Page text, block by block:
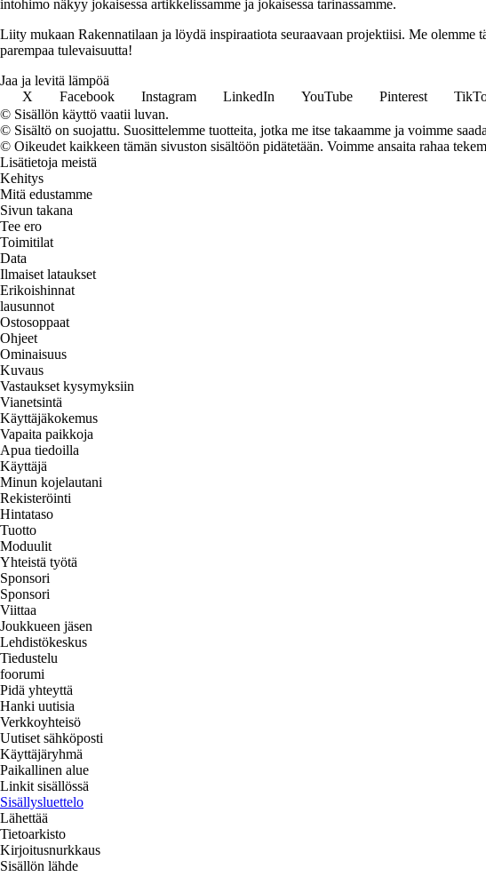
intohimo näkyy jokaisessa artikkelissamme ja jokaisessa tarinassamme.
Liity mukaan Rakennatilaan ja löydä inspiraatiota seuraavaan projektiisi. Me olemme
parempaa tulevaisuutta!
Jaa ja levitä lämpöä
X
Facebook Instagram LinkedIn YouTube Pinterest
© Sisällön käyttö vaatii luvan.
© Sisältö on suojattu. Suosittelemme tuotteita, jotka me itse takaamme ja voimme
© Oikeudet kaikkeen tämän sivuston sisältöön pidätetään. Voimme ansaita rahaa
Lisätietoja meistä
Kehitys
Mitä edustamme
Sivun takana
Tee ero
Toimitilat
Data
Ilmaiset lataukset
Erikoishinnat
lausunnot
Ostosoppaat
Ohjeet
Ominaisuus
Kuvaus
Vastaukset kysymyksiin
Vianetsintä
Käyttäjäkokemus
Vapaita paikkoja
Apua tiedoilla
Käyttäjä
Minun kojelautani
Rekisteröinti
Hintataso
Tuotto
Moduulit
Yhteistä työtä
Sponsori
Sponsori
Viittaa
Joukkueen jäsen
Lehdistökeskus
Tiedustelu
foorumi
Pidä yhteyttä
Hanki uutisia
Verkkoyhteisö
Uutiset sähköposti
Käyttäjäryhmä
Paikallinen alue
Linkit sisällössä
Sisällysluettelo
Lähettää
Tietoarkisto
Kirjoitusnurkkaus
Sisällön lähde